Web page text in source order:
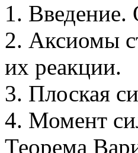
1. Введение.
2. Аксиомы
их реакции.
3. Плоская
4. Момент
Теорема